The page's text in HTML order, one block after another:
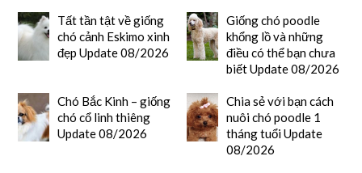
Tất tần tật về giống
chó cảnh Eskimo xinh
đẹp Update 08/2026
Giống chó poodle
khổng lồ và những
điều có thể bạn chưa
biết Update 08/2026
Chó Bắc Kinh – giống
chó cổ linh thiêng
Update 08/2026
Chia sẻ với bạn cách
nuôi chó poodle 1
tháng tuổi Update
08/2026